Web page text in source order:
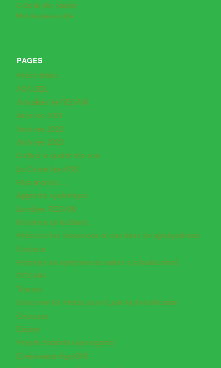
Création d'un compte
Mot de passe oublié
PAGES
Présentation
ACCUEIL
Actualités de REGAIN
Archives 2021
Archives 2022
Archives 2023
Cultiver la qualité des sols
La Chaire AgroSYS
Plus anciens…
Approche systémique
Livrables REGAIN
Membres de la Chaire
Préserver les ressources en eau dans les agrosystèmes
Contacts
Refonder les systèmes de culture sur la diversisté
REGAIN
Travaux
Concevoir les filières pour réussir la diversification
Concours
Equipe
Projets étudiants (sauvegarde)
Evénements AgroSYS